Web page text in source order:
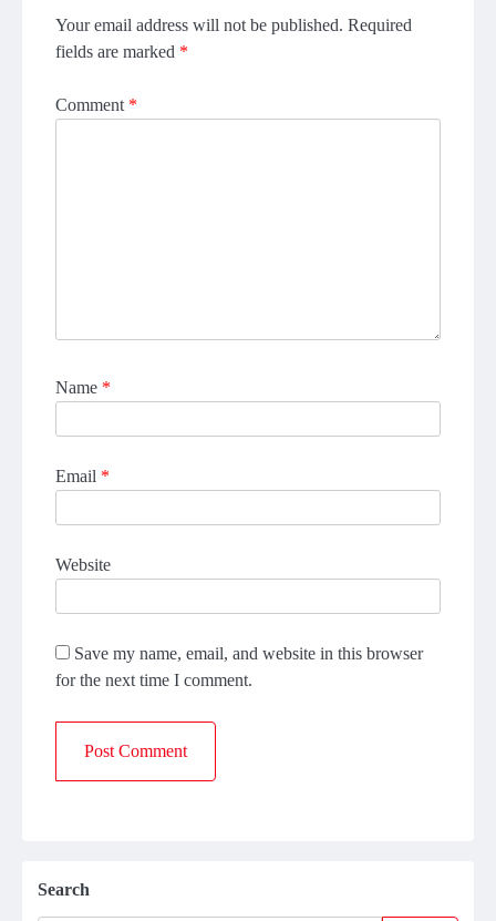
Your email address will not be published. Required
fields are marked *
Comment *
Name *
Email *
Website
Save my name, email, and website in this browser
for the next time I comment.
Search